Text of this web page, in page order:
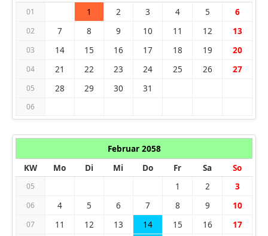
01 1 2 3 4 5 6
02 7 8 9 10 11 12 13
03 14 15 16 17 18 19 20
04 21 22 23 24 25 26 27
05 28 29 30 31
06
Februar 2058
KW
Mo Di Mi Do Fr Sa So
05 1 2 3
06 4 5 6 7 8 9 10
07 11 12 13 14 15 16 17